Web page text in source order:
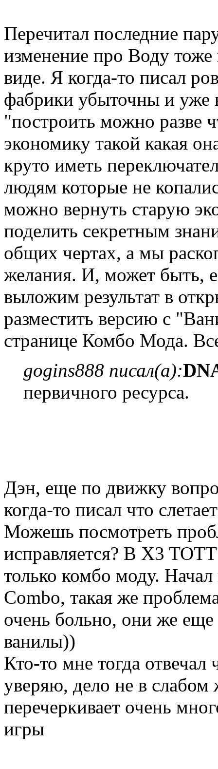
Перечитал последние
изменение про Воду
виде. Я когда-то писал
фабрики убыточны и уже
"построить можно разве
экономику такой какая
круто иметь
людям которые не
можно вернуть старую
поделить секретным
общих чертах, а мы
желания. И, может быть,
выложим результат в
разместить версию с
странице Комбо Мода.
gogins888 писал(а):
первичного ресурса.
Дэн, еще по движку
когда-то писал что
Можешь посмотреть
исправляется? В X3
только комбо моду.
Combo, такая же
очень больно, они же
ванилы))
Кто-то мне тогда отвечал
уверяю, дело не в слабом
перечеркивает очень
игры